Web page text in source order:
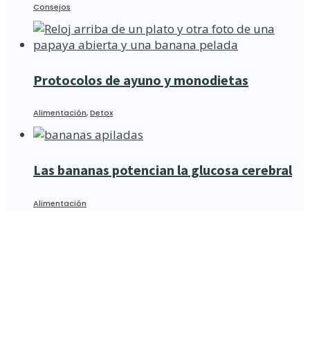
Consejos
Protocolos de ayuno y monodietas
Alimentación,Detox
Las bananas potencian la glucosa cerebral
Alimentación